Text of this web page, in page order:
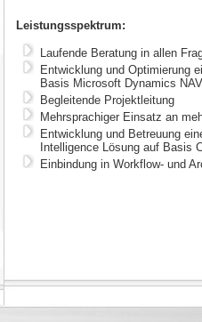
Leistungsspektrum:
Laufende Beratung in allen
Entwicklung und Optimierung
Basis Microsoft Dynamics
Begleitende Projektleitung
Mehrsprachiger Einsatz an
Entwicklung und Betreuung
Intelligence Lösung auf Basis
Einbindung in Workflow- und